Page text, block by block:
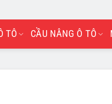
TÔ CẦU NÂNG Ô TÔ